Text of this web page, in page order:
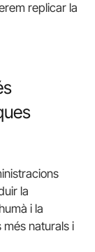
replicar la
la
i la
més naturals i